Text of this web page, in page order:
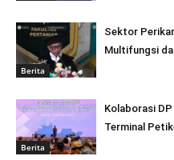
Berita
Sektor
Multifungsi
Berita
Kolaborasi
Terminal